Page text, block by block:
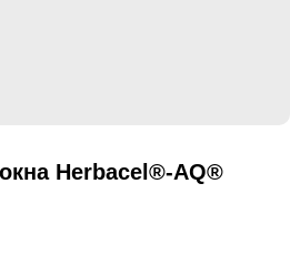
Herbacel®-AQ®